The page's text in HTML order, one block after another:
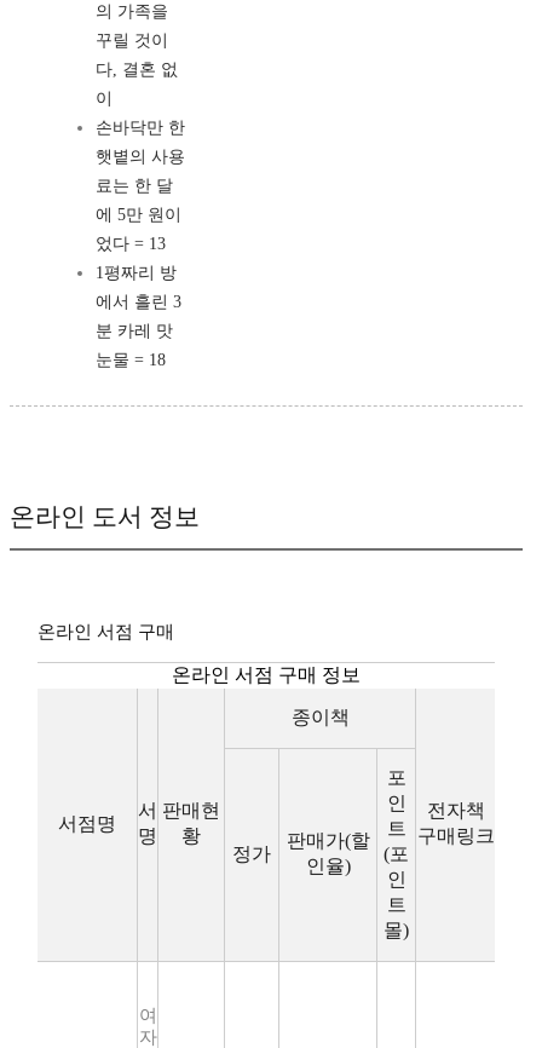
의 가족을
꾸릴 것이
다, 결혼 없
이
손바닥만 한
햇볕의 사용
료는 한 달
에 5만 원이
었다 = 13
1평짜리 방
에서 흘린 3
분 카레 맛
눈물 = 18
온라인 도서 정보
온라인 서점 구매
온라인 서점 구매 정보
서점명
서
명
판매현
황
종이책
전자책
구매링크
정가
판매가(할
인율)
포
인
트
(포
인
트
몰)
여
자